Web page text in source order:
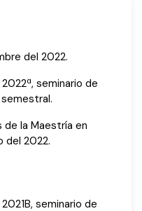
del 2022.
seminario de
de la Maestría en
del 2022.
seminario de